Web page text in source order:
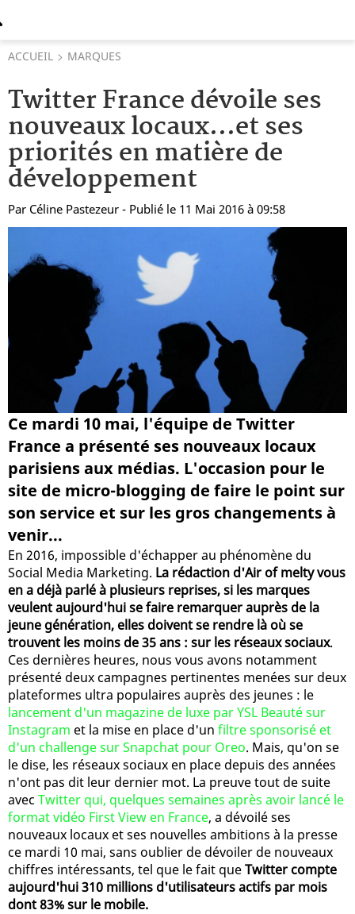
ACCUEIL MARQUES
Twitter France dévoile ses
nouveaux locaux...et ses
priorités en matière de
développement
Par Céline Pastezeur - Publié le 11 Mai 2016 à 09:58
Ce mardi 10 mai, l'équipe de Twitter
France a présenté ses nouveaux locaux
parisiens aux médias. L'occasion pour le
site de micro-blogging de faire le point sur
son service et sur les gros changements à
venir...
En 2016, impossible d'échapper au phénomène du
Social Media Marketing. La rédaction d'Air of melty vous
en a déjà parlé à plusieurs reprises, si les marques
veulent aujourd'hui se faire remarquer auprès de la
jeune génération, elles doivent se rendre là où se
trouvent les moins de 35 ans : sur les réseaux sociaux.
Ces dernières heures, nous vous avons notamment
présenté deux campagnes pertinentes menées sur deux
plateformes ultra populaires auprès des jeunes : le
lancement d'un magazine de luxe par YSL Beauté sur
Instagram et la mise en place d'un filtre sponsorisé et
d'un challenge sur Snapchat pour Oreo. Mais, qu'on se
le dise, les réseaux sociaux en place depuis des années
n'ont pas dit leur dernier mot. La preuve tout de suite
avec Twitter qui, quelques semaines après avoir lancé le
format vidéo First View en France, a dévoilé ses
nouveaux locaux et ses nouvelles ambitions à la presse
ce mardi 10 mai, sans oublier de dévoiler de nouveaux
chiffres intéressants, tel que le fait queTwitter compte
aujourd'hui 310 millions d'utilisateurs actifs par mois
dont 83% sur le mobile.